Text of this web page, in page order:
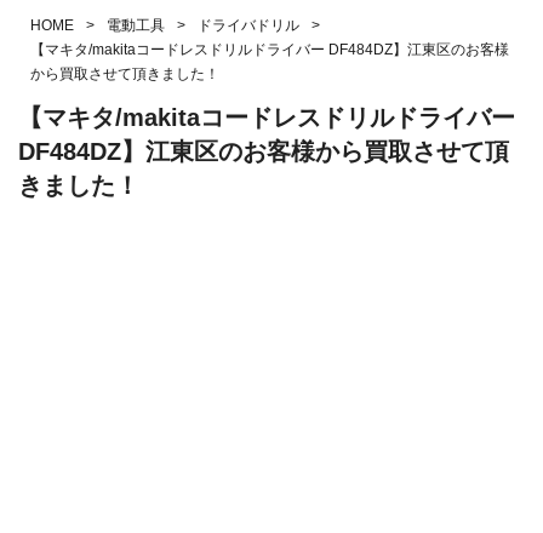
HOME > 電動工具 > ドライバドリル
>
【マキタ/makitaコードレスドリルドライバー DF484DZ】江東区のお客様
から買取させて頂きました！
【マキタ/makitaコードレスドリルドライバー
DF484DZ】江東区のお客様から買取させて頂
きました！